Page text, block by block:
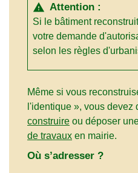
warning Attention :
Si le bâtiment
votre demande
selon les règles
Même si vous
l'identique », vous devez
construire ou déposer
de travaux en mairie.
Où s’adresser ?